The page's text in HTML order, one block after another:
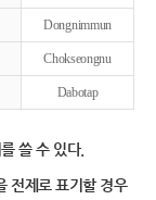
Dongnimmun
Chokseongnu
Dabotap
쓸 수 있다.
전제로 표기할 경우